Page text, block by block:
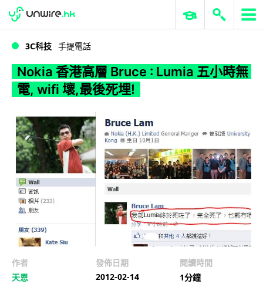
WWDC 2026 ERP 與商業 AI
3C科技 手提電話
Nokia 香港高層 Bruce : Lumia 五小時無
電, wifi 壞,最後死埋!
作者
天恩
發佈日期
2012-02-14
閱讀時間
1分鐘